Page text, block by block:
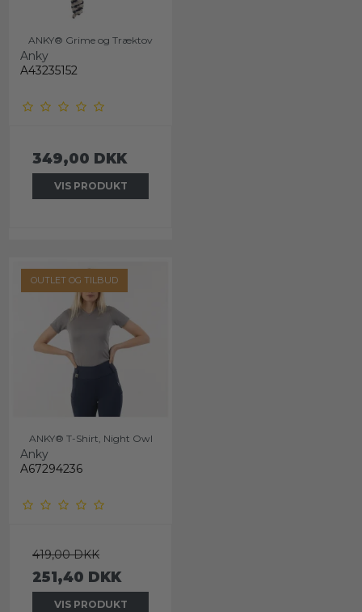
ANKY® Grime og Træktov
Anky
A43235152
349,00 DKK
VIS PRODUKT
OUTLET OG TILBUD
ANKY® T-Shirt, Night Owl
Anky
A67294236
419,00 DKK
251,40 DKK
VIS PRODUKT